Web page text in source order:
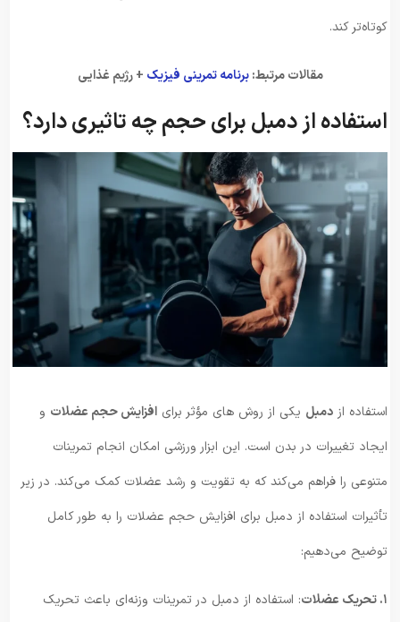
کوتاه‌تر کند.
مقالات مرتبط:برنامه تمرینی فیزیک + رژیم غذایی
استفاده از دمبل برای حجم چه تاثیری دارد؟
استفاده از دمبل یکی از روش‌ های مؤثر برای افزایش حجم عضلات و
ایجاد تغییرات در بدن است. این ابزار ورزشی امکان انجام تمرینات
متنوعی را فراهم می‌کند که به تقویت و رشد عضلات کمک می‌کند. در زیر
تأثیرات استفاده از دمبل برای افزایش حجم عضلات را به طور کامل
توضیح می‌دهیم:
۱. تحریک عضلات
: استفاده از دمبل در تمرینات وزنه‌ای باعث تحریک